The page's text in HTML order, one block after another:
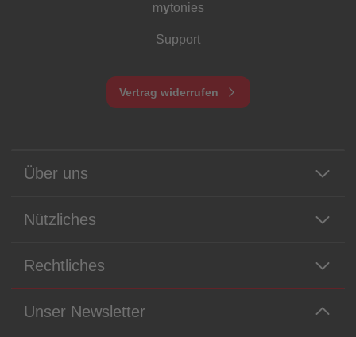
mytonies
Support
Vertrag widerrufen
Über uns
Nützliches
Rechtliches
Unser Newsletter